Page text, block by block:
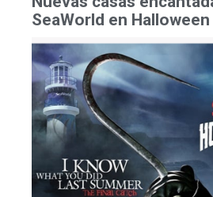
SeaWorld en Halloween